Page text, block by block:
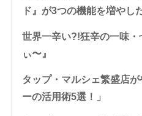
ド』が3つの機能を増やし
世界一辛い?!狂辛の一味
ぃ〜』
タップ・マルシェ繁盛店
ーの活用術5選！」